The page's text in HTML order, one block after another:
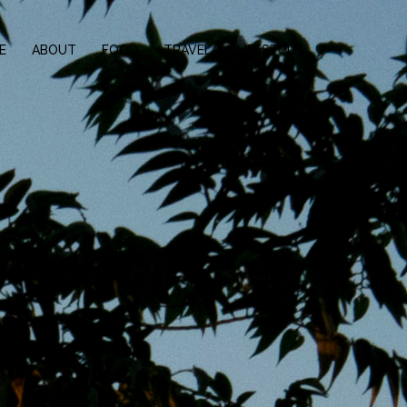
ABOUT FOOD TRAVEL LIFESTYLE